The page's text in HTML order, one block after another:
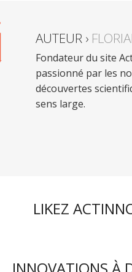
AUTEUR ›
Fondateur du site
passionné par les
découvertes
sens large.
LIKEZ